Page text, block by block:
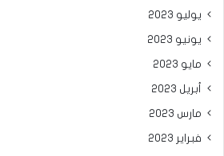
يوليو 2023
يونيو 2023
مايو 2023
أبريل 2023
مارس 2023
فبراير 2023